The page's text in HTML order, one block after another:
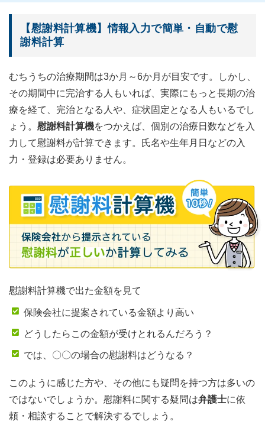
【慰謝料計算機】情報入力で簡単・自動で慰
謝料計算
むちうちの治療期間は3か月～6か月が目安です。しかし、
その期間中に完治する人もいれば、実際にもっと長期の治
療を経て、完治となる人や、症状固定となる人もいるでし
ょう。 慰謝料計算機をつかえば、個別の治療日数などを入
力して慰謝料が計算できます。氏名や生年月日などの入
力・登録は必要ありません。
慰謝料計算機で出た金額を見て
保険会社に提案されている金額より高い
どうしたらこの金額が受けとれるんだろう？
では、〇〇の場合の慰謝料はどうなる？
このように感じた方や、その他にも疑問を持つ方は多いの
ではないでしょうか。慰謝料に関する疑問は弁護士に依
頼・相談することで解決するでしょう。